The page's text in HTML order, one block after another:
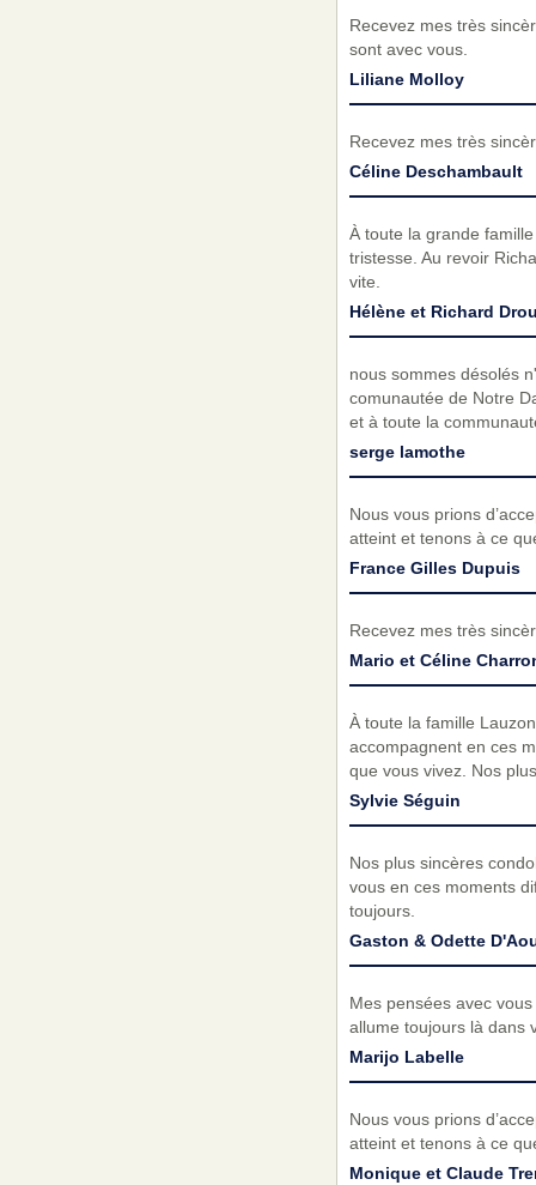
Recevez mes très
sont avec vous.
Liliane Molloy
Recevez mes très
Céline Deschambault
À toute la grande
tristesse. Au revoir
vite.
Hélène et Richard
nous sommes désolés
comunautée de Notre
et à toute la
serge lamothe
Nous vous prions
atteint et tenons à ce
France Gilles Dupuis
Recevez mes très
Mario et Céline
À toute la famille
accompagnent en ces
que vous vivez. Nos
Sylvie Séguin
Nos plus sincères
vous en ces moments
toujours.
Gaston & Odette
Mes pensées avec
allume toujours là dans
Marijo Labelle
Nous vous prions
atteint et tenons à ce
Monique et Claude